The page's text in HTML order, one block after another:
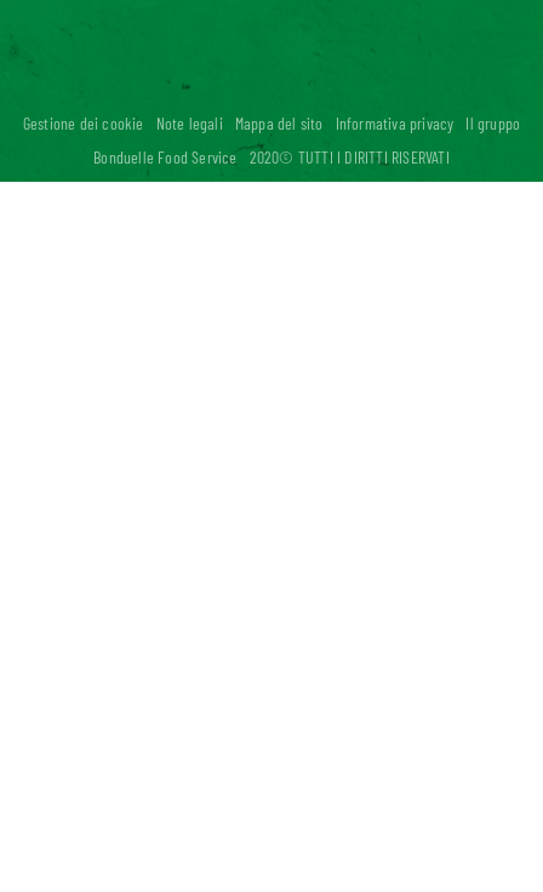
Riciblog
Accessibilità digitale: non conforme
Gestione dei cookie Note legali Mappa del sito Informativa privacy
Il gruppo
Bonduelle Food Service
2020© TUTTI I DIRITTI RISERVATI